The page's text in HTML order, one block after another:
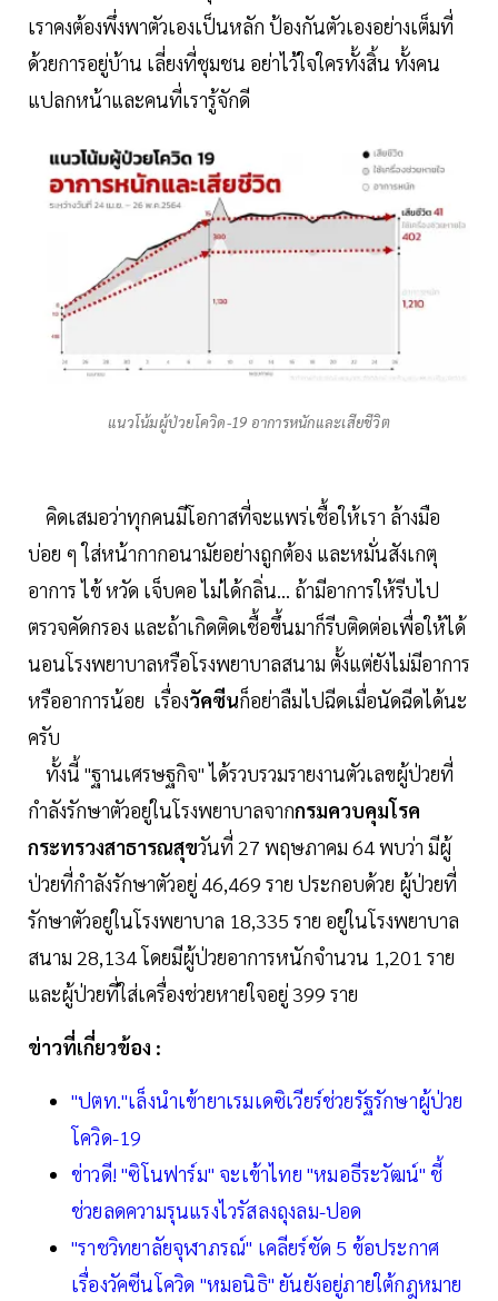
เราคงต้องพึ่งพาตัวเองเป็นหลัก ป้องกันตัวเองอย่างเต็มที่
ด้วยการอยู่บ้าน เลี่ยงที่ชุมชน อย่าไว้ใจใครทั้งสิ้น ทั้งคน
แปลกหน้าและคนที่เรารู้จักดี
แนวโน้มผู้ป่วยโควิด-19 อาการหนักและเสียชีวิต
คิดเสมอว่าทุกคนมีโอกาสที่จะแพร่เชื้อให้เรา ล้างมือ
บ่อย ๆ ใส่หน้ากากอนามัยอย่างถูกต้อง และหมั่นสังเกตุ
อาการ ไข้ หวัด เจ็บคอ ไม่ได้กลิ่น... ถ้ามีอาการให้รีบไป
ตรวจคัดกรอง และถ้าเกิดติดเชื้อขึ้นมาก็รีบติดต่อเพื่อให้ได้
นอนโรงพยาบาลหรือโรงพยาบาลสนาม ตั้งแต่ยังไม่มีอาการ
หรืออาการน้อย เรื่องวัคซีนก็อย่าลืมไปฉีดเมื่อนัดฉีดได้นะ
ครับ
ทั้งนี้ "ฐานเศรษฐกิจ" ได้รวบรวมรายงานตัวเลขผู้ป่วยที่
กำลังรักษาตัวอยู่ในโรงพยาบาลจากกรมควบคุมโรค
กระทรวงสาธารณสุขวันที่ 27 พฤษภาคม 64 พบว่า มีผู้
ป่วยที่กำลังรักษาตัวอยู่ 46,469 ราย ประกอบด้วย ผู้ป่วยที่
รักษาตัวอยู่ในโรงพยาบาล 18,335 ราย อยู่ในโรงพยาบาล
สนาม 28,134 โดยมีผู้ป่วยอาการหนักจำนวน 1,201 ราย
และผู้ป่วยที่ใส่เครื่องช่วยหายใจอยู่ 399 ราย
ข่าวที่เกี่ยวข้อง :
"ปตท."เล็งนำเข้ายาเรมเดซิเวียร์ช่วยรัฐรักษาผู้ป่วย
โควิด-19
ข่าวดี! "ซิโนฟาร์ม" จะเข้าไทย "หมอธีระวัฒน์" ชี้
ช่วยลดความรุนแรงไวรัสลงถุงลม-ปอด
"ราชวิทยาลัยจุฬาภรณ์" เคลียร์ชัด 5 ข้อประกาศ
เรื่องวัคซีนโควิด "หมอนิธิ" ยันยังอยู่ภายใต้กฎหมาย